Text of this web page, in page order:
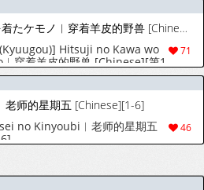
[NINEKOKS (九號)] 羊の皮を着たケモノ︱穿着羊皮的野兽 [Chinese][第1卷]
71
Hitsuji no Kawa wo
穿着羊皮的野兽 [Chinese][第1
老师的星期五 [Chinese][1-6]
46
no Kinyoubi︱老师的星期五
♥裏回覧板 第1-4話 [英訳] [DL版]